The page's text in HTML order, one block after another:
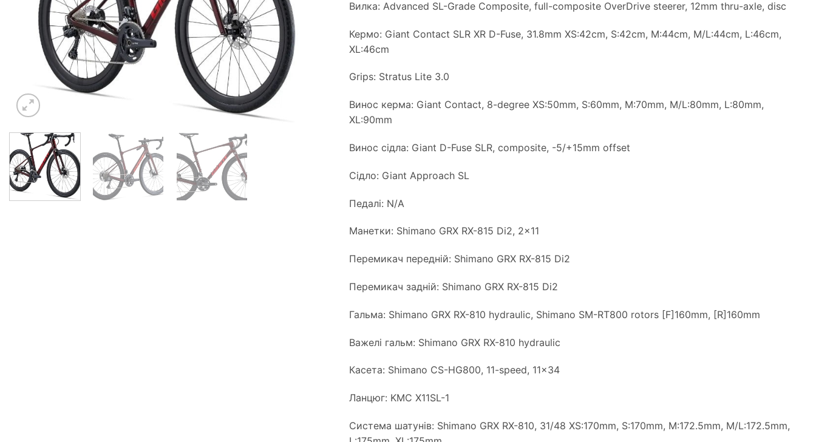
Вилка: Advanced SL-Grade Composite, full-composite OverDrive steerer, 12mm thru-axle, disc
Кермо: Giant Contact SLR XR D-Fuse, 31.8mm XS:42cm, S:42cm, M:44cm, M/L:44cm, L:46cm,
XL:46cm
Grips: Stratus Lite 3.0
Винос керма: Giant Contact, 8-degree XS:50mm, S:60mm, M:70mm, M/L:80mm, L:80mm,
XL:90mm
Винос сідла: Giant D-Fuse SLR, composite, -5/+15mm offset
Сідло: Giant Approach SL
Педалі: N/A
Манетки: Shimano GRX RX-815 Di2, 2×11
Перемикач передній: Shimano GRX RX-815 Di2
Перемикач задній: Shimano GRX RX-815 Di2
Гальма: Shimano GRX RX-810 hydraulic, Shimano SM-RT800 rotors [F]160mm, [R]160mm
Важелі гальм: Shimano GRX RX-810 hydraulic
Касета: Shimano CS-HG800, 11-speed, 11×34
Ланцюг: KMC X11SL-1
Система шатунів: Shimano GRX RX-810, 31/48 XS:170mm, S:170mm, M:172.5mm, M/L:172.5mm,